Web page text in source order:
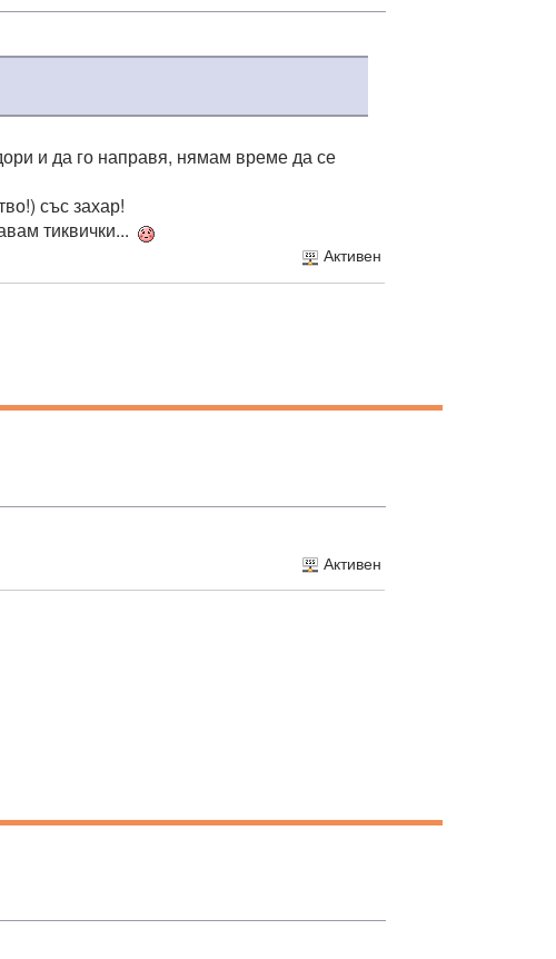
и да го направя, нямам време да се
със захар!
тиквички...
Активен
Активен